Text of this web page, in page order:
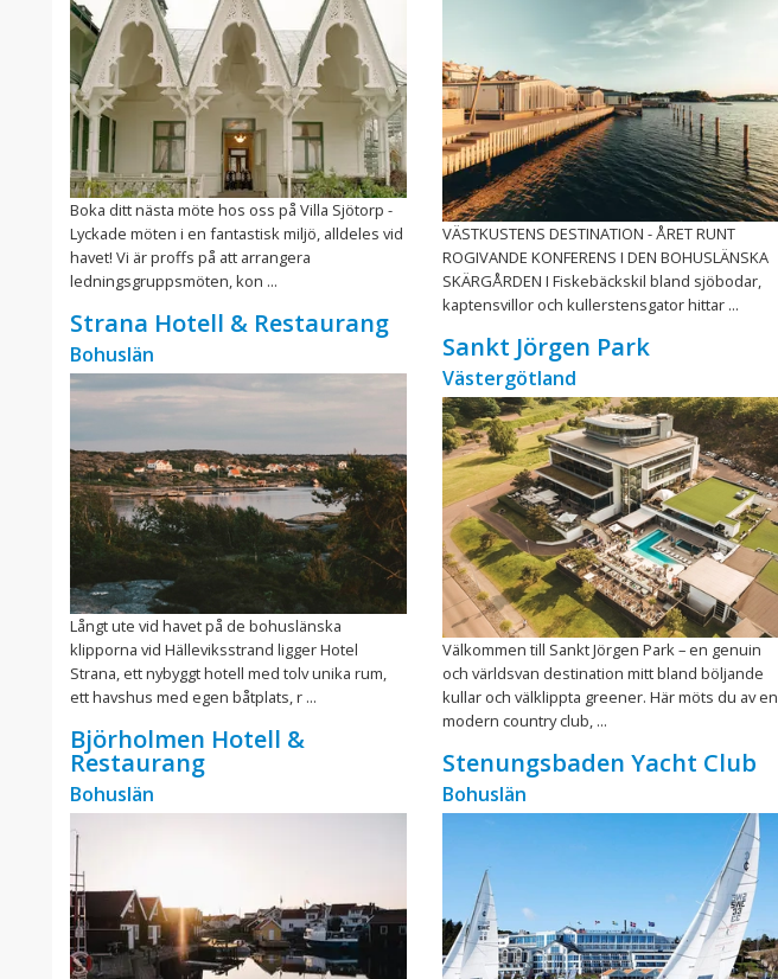
Boka ditt nästa möte hos oss på Villa Sjötorp -
Lyckade möten i en fantastisk miljö, alldeles vid
havet! Vi är proffs på att arrangera
ledningsgruppsmöten, kon ...
Strana Hotell & Restaurang
Bohuslän
Långt ute vid havet på de bohuslänska
klipporna vid Hälleviksstrand ligger Hotel
Strana, ett nybyggt hotell med tolv unika rum,
ett havshus med egen båtplats, r ...
Björholmen Hotell &
Restaurang
Bohuslän
VÄSTKUSTENS DESTINATION - ÅRET RUNT
ROGIVANDE KONFERENS I DEN BOHUSLÄNSKA
SKÄRGÅRDEN I Fiskebäckskil bland sjöbodar,
kaptensvillor och kullerstensgator hittar ...
Sankt Jörgen Park
Västergötland
Välkommen till Sankt Jörgen Park – en genuin
och världsvan destination mitt bland böljande
kullar och välklippta greener. Här möts du av en
modern country club, ...
Stenungsbaden Yacht Club
Bohuslän